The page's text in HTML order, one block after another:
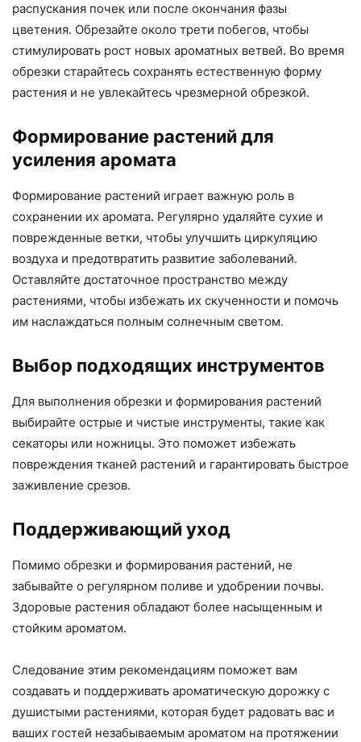
распускания почек или после окончания фазы
цветения. Обрезайте около трети побегов, чтобы
стимулировать рост новых ароматных ветвей. Во время
обрезки старайтесь сохранять естественную форму
растения и не увлекайтесь чрезмерной обрезкой.
Формирование растений для
усиления аромата
Формирование растений играет важную роль в
сохранении их аромата. Регулярно удаляйте сухие и
поврежденные ветки, чтобы улучшить циркуляцию
воздуха и предотвратить развитие заболеваний.
Оставляйте достаточное пространство между
растениями, чтобы избежать их скученности и помочь
им наслаждаться полным солнечным светом.
Выбор подходящих инструментов
Для выполнения обрезки и формирования растений
выбирайте острые и чистые инструменты, такие как
секаторы или ножницы. Это поможет избежать
повреждения тканей растений и гарантировать быстрое
заживление срезов.
Поддерживающий уход
Помимо обрезки и формирования растений, не
забывайте о регулярном поливе и удобрении почвы.
Здоровые растения обладают более насыщенным и
стойким ароматом.
Следование этим рекомендациям поможет вам
создавать и поддерживать ароматическую дорожку с
душистыми растениями, которая будет радовать вас и
ваших гостей незабываемым ароматом на протяжении